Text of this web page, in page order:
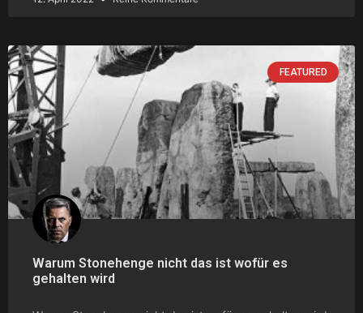
FEATURED
Warum Stonehenge nicht das ist wofür es
gehalten wird